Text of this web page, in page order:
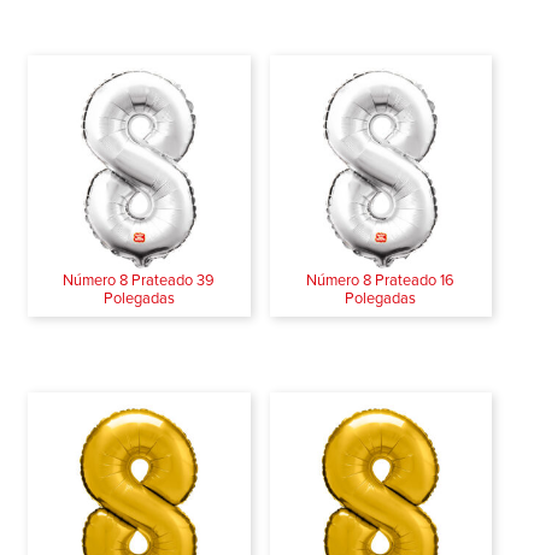
Número 8 Prateado 39
Polegadas
Número 8 Prateado 16
Polegadas